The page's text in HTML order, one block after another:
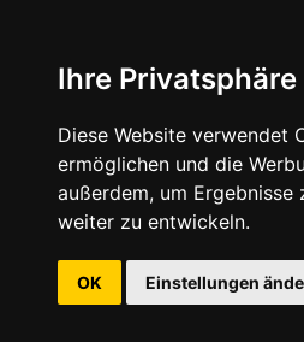
Ihre
Diese Website verwendet
ermöglichen und die
außerdem, um Ergebnisse
weiter zu entwickeln.
OK Einstellungen